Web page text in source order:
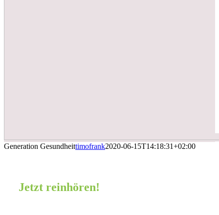
Generation Gesundheittimofrank2020-06-15T14:18:31+02:00
Jetzt reinhören!